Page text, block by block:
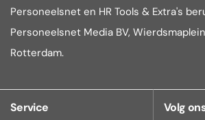
Personeelsnet en HR Tools & Extra's
Personeelsnet Media BV,
Rotterdam.
Service Volg